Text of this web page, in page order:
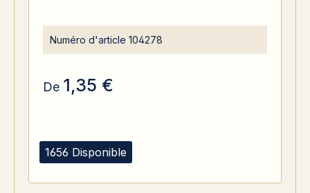
1656 Disponible
Numéro d'article 104278
De 1,35 €